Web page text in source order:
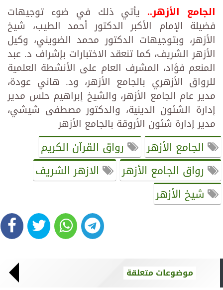
الجامع الأزهر.. يأتي ذلك في ضوء توجيهات
فضيلة الإمام الأكبر الدكتور أحمد الطيب، شيخ
الأزهر، وبتوجيهات الدكتور محمد الضويني، وكيل
الأزهر الشريف، كما تنعقد الاختبارات بإشراف د. عبد
المنعم فؤاد، المشرف العام على الأنشطة العلمية
للرواق الأزهري بالجامع الأزهر، ود. هاني عودة،
مدير عام الجامع الأزهر، والشيخ إبراهيم حلس مدير
إدارة الشئون الدينية، والدكتور مصطفى شيشي،
مدير إدارة شئون الأروقة بالجامع الأزهر
الجامع الأزهر
رواق القرآن الكريم
رواق الجامع الأزهر
الازهر الشريف
شيخ الأزهر
موضوعات متعلقة